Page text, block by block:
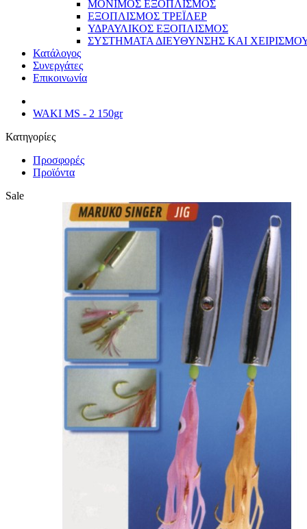
ΜΟΝΙΜΟΣ ΕΞΟΠΛΙΣΜΟΣ
ΕΞΟΠΛΙΣΜΟΣ ΤΡΕΪΛΕΡ
ΥΔΡΑΥΛΙΚΟΣ ΕΞΟΠΛΙΣΜΟΣ
ΣΥΣΤΗΜΑΤΑ ΔΙΕΥΘΥΝΣΗΣ ΚΑΙ
Κατάλογος
Συνεργάτες
Επικοινωνία
WAKI MS - 2 150gr
Κατηγορίες
Προσφορές
Προϊόντα
Sale